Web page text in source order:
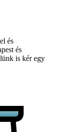
és
és
is kér egy